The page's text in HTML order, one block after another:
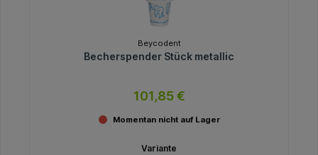
Beycodent
Becherspender Stück metallic
101,85 €
Momentan nicht auf Lager
Variante